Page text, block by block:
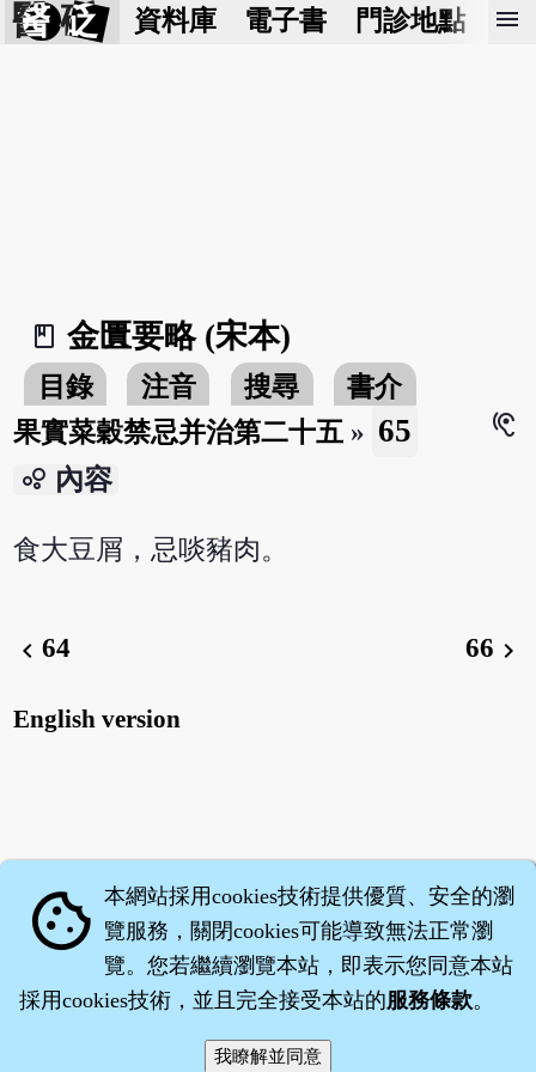
醫 砭 資料庫 電子書 門診地點 預
menu
book_2
金匱要略 (宋本)
目錄 注音 搜尋
書介
果實菜穀禁忌并治第二十五 » 65
hearing
bubble_chart 內容
食大豆屑，忌啖豬肉。
chevron_left64 66 chevron_right
English version
‧沈藥子©2008～2026
cookie 本網站採用cookies技術提供優質、安全的瀏
覽服務，關閉cookies可能導致無法正常瀏
覽。您若繼續瀏覽本站，即表示您同意本站
採用cookies技術，並且完全接受本站的服務條款。